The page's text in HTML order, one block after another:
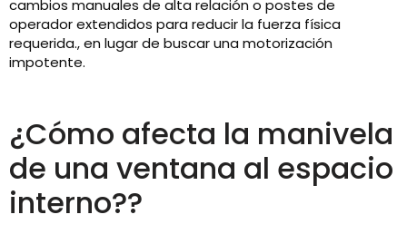
cambios manuales de alta relación o postes de
operador extendidos para reducir la fuerza física
requerida., en lugar de buscar una motorización
impotente.
¿Cómo afecta la manivela
de una ventana al espacio
interno??